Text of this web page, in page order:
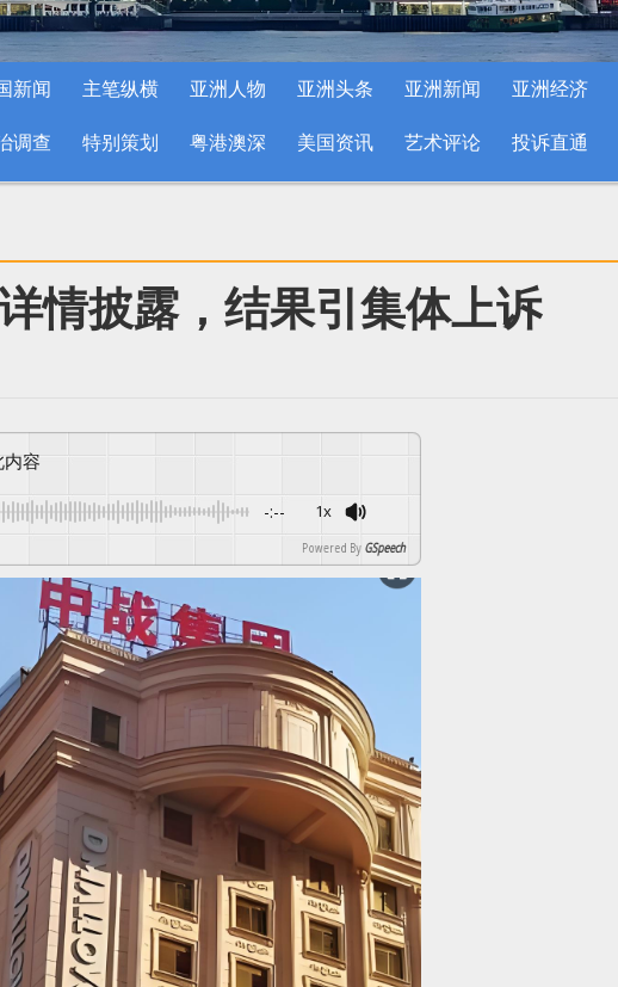
新闻 主笔纵横 亚洲人物 亚洲头条 亚洲新闻 亚洲经济
调查 特别策划 粤港澳深 美国资讯 艺术评论 投诉直通
情披露，结果引集体上诉
内容
-:-- 1x
Powered By GSpeech